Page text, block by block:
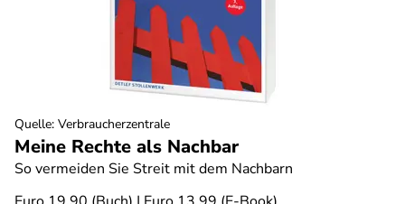
Meine Rechte als Nachbar
So vermeiden Sie Streit mit dem Nachbarn
Quelle: Verbraucherzentrale